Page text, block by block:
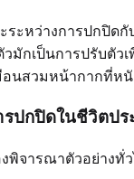
ระหว่างการปกปิด
วมักเป็นการปรับตั
นสวมหน้ากากที่ห
รปกปิดในชีวิตปร
พิจารณาตัวอย่างทั่